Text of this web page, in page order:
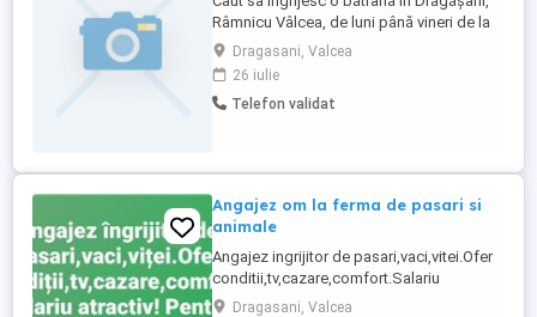
Râmnicu Vâlcea, de luni până vineri de la
08:00-16:00 sau permanent la domiciliul
acestora,cu zile libere.
Dragasani, Valcea
26 iulie
Telefon validat
Angajez om la ferma de pasari si
animale
Angajez ingrijitor de pasari,vaci,vitei.Ofer
conditii,tv,cazare,comfort.Salariu
atractiv!Sunati pentru mai multe informatii.
Dragasani, Valcea